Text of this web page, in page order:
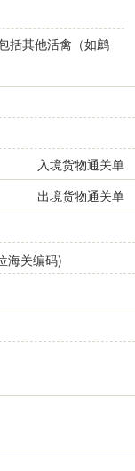
括其他活禽（如鹧
入境货物通关单
出境货物通关单
海关编码)